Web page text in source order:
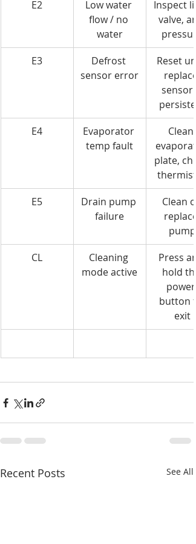
E2
Low water
flow / no
water
Inspect
valve,
pressure
E3
Defrost
sensor error
Reset
replace
sensor if
E4
Evaporator
temp fault
Clean
plate,
E5
Drain pump
failure
Clean or
replace
pump
CL
Cleaning
mode active
Press
hold the
power
button
exit
Recent Posts See All